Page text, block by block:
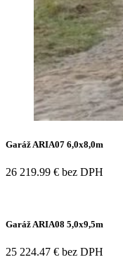
Garáž ARIA07 6,0x8,0m
26 219.99 € bez DPH
Garáž ARIA08 5,0x9,5m
25 224.47 € bez DPH